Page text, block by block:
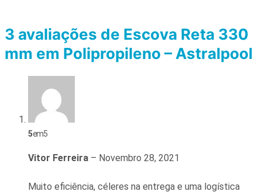
3 avaliações de Escova Reta 330
mm em Polipropileno – Astralpool
5em 5
Vitor Ferreira – Novembro 28, 2021
Muito eficiência, céleres na entrega e uma logística